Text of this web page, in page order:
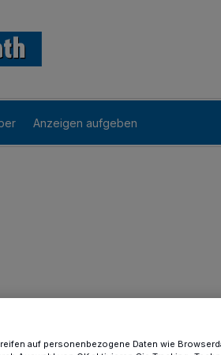
Anzeigen aufgeben
auf personenbezogene Daten wie